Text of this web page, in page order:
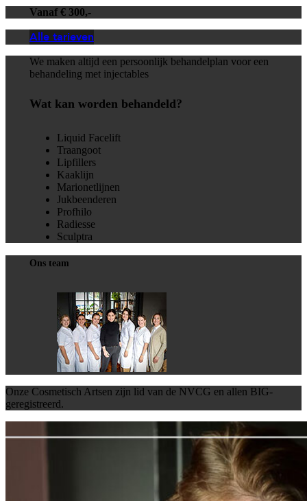
Vanaf € 300,-
Alle tarieven
We maken altijd een persoonlijk behandelplan voor een
behandeling met injectables
Wat kan worden behandeld?
Liquid Facelift
Traangoot
Lipfillers
Kaaklijn
Marionetlijnen
Jukbeenderen
Profhilo
Radiesse
Sculptra
Ons team
Onze Cosmetisch Artsen zijn lid van de NVCG en allen BIG-
geregistreerd.